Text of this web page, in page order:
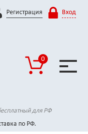
Регистрация Вход
0
для РФ
по РФ.